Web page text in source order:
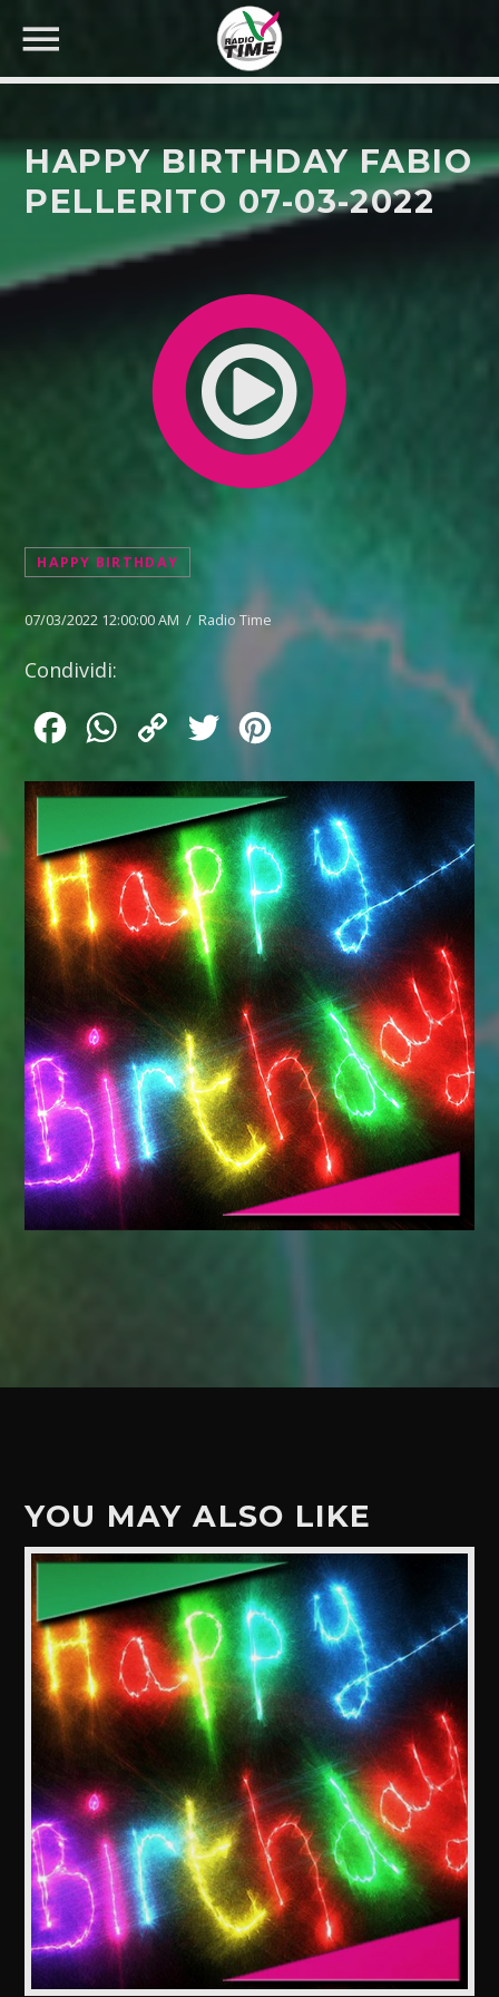
CERCA NEL SITO WEB:
HAPPY BIRTHDAY FABIO
PELLERITO 07-03-2022
HAPPY BIRTHDAY
07/03/2022 12:00:00 AM / Radio Time
Condividi:
FacebookWhatsApp
Copy
Twitter
YOU MAY ALSO LIKE